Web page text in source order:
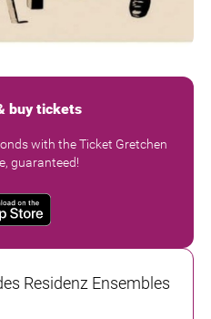
buy tickets
with the Ticket Gretchen
guaranteed!
Residenz Ensembles